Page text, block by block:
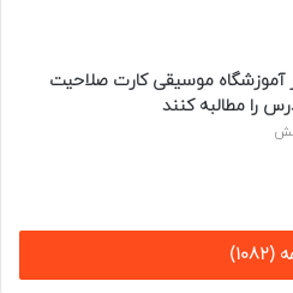
آموزشگاه موسیقی کارت صلاحیت
را مطالبه کنند